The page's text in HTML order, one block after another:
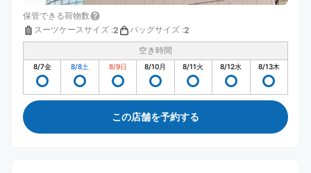
保管できる荷物数
スーツケースサイズ :2 バッグサイズ :2
空き時間
8/7金 8/8土 8/9日 8/10月 8/11火 8/12水 8/13木
この店舗を予約する